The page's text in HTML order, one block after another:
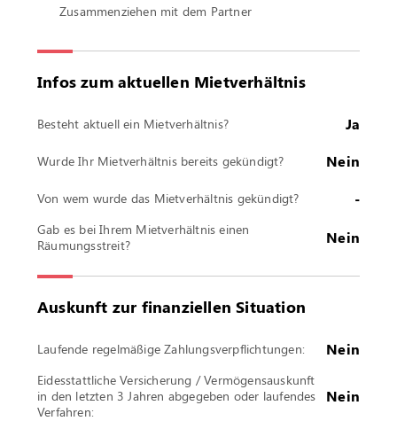
Zusammenziehen mit dem Partner
Infos zum aktuellen Mietverhältnis
Besteht aktuell ein Mietverhältnis? Ja
Wurde Ihr Mietverhältnis bereits gekündigt? Nein
Von wem wurde das Mietverhältnis gekündigt? -
Gab es bei Ihrem Mietverhältnis einen
Räumungsstreit?
Nein
Auskunft zur finanziellen Situation
Laufende regelmäßige Zahlungsverpflichtungen: Nein
Eidesstattliche Versicherung / Vermögensauskunft
in den letzten 3 Jahren abgegeben oder laufendes
Verfahren:
Nein